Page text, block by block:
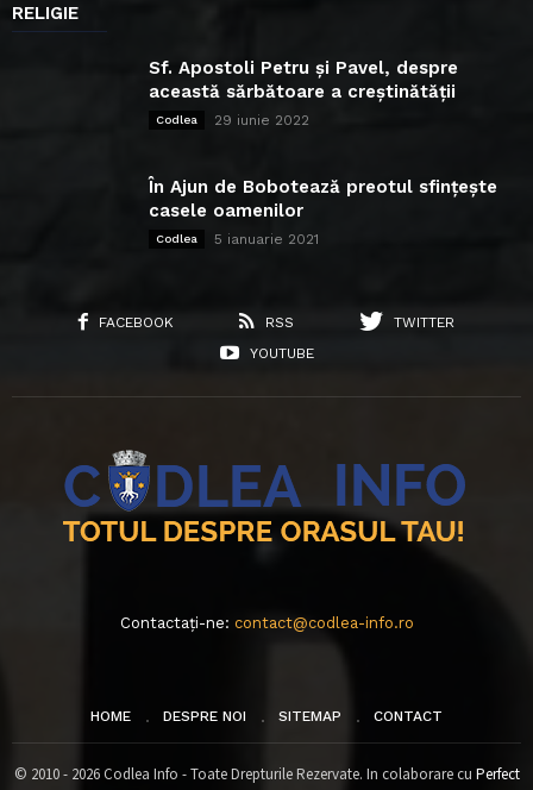
RELIGIE
Sf. Apostoli Petru și Pavel, despre
această sărbătoare a creștinătății
Codlea 29 iunie 2022
În Ajun de Bobotează preotul sfințește
casele oamenilor
Codlea 5 ianuarie 2021
FACEBOOK RSS
TWITTER
YOUTUBE
Contactați-ne: contact@codlea-info.ro
HOME DESPRE NOI SITEMAP CONTACT
© 2010 - 2026 Codlea Info - Toate Drepturile Rezervate. In colaborare cu Perfect